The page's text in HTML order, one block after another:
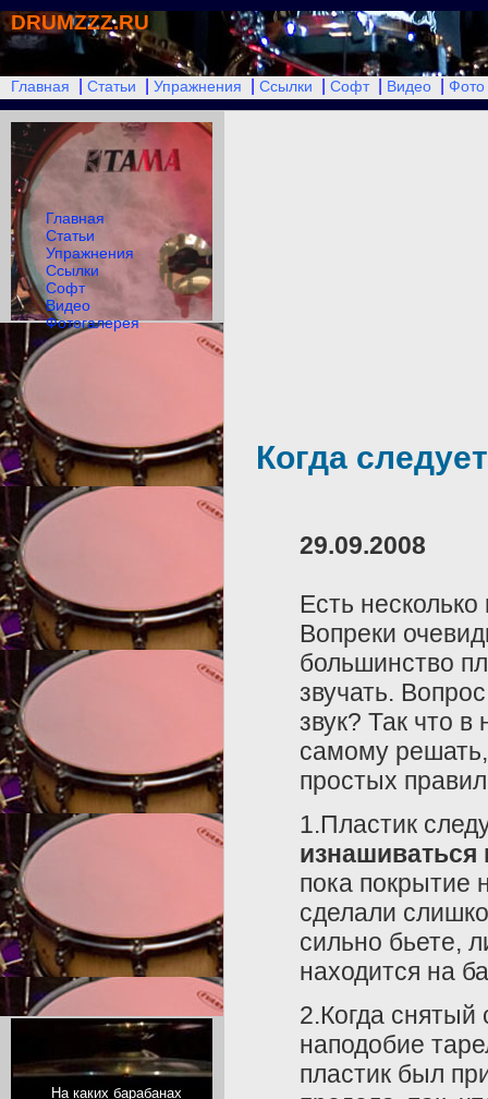
DRUMZZZ.RU
Главная Статьи Упражнения Ссылки Софт Видео Фото
Когда
29.09.2008
Есть
Вопреки
большинство
звучать.
звук? Так что
самому решать,
простых
1.Пластик
изнашиваться
пока покрытие
сделали
сильно бьете,
находится на
2.Когда
наподобие
пластик был
Главная
Статьи
Упражнения
Ссылки
Софт
Видео
Фотогалерея
На каких барабанах